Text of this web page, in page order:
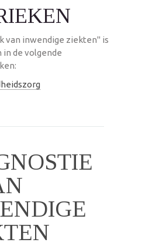
van inwendige ziekten" is
de volgende